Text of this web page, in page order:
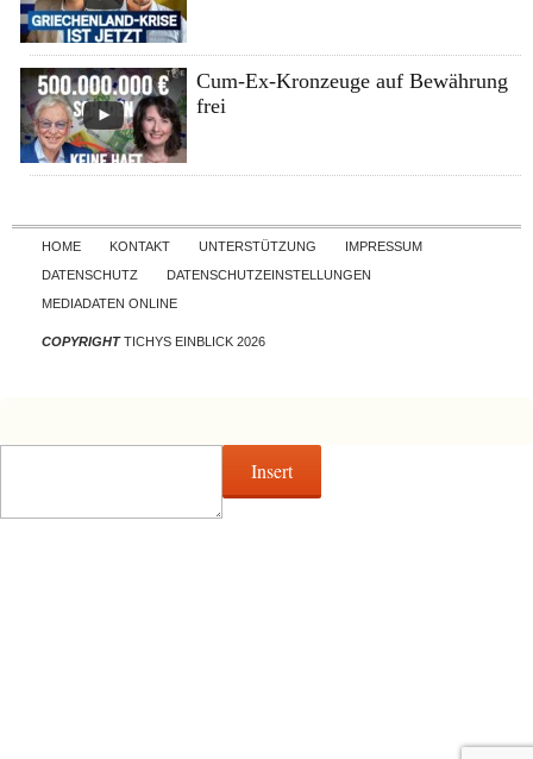
Cum-Ex-Kronzeuge auf Bewährung
frei
Skip to content
HOME KONTAKT UNTERSTÜTZUNG
IMPRESSUM
DATENSCHUTZ
DATENSCHUTZEINSTELLUNGEN
MEDIADATEN ONLINE
COPYRIGHTTICHYS EINBLICK 2026
Insert